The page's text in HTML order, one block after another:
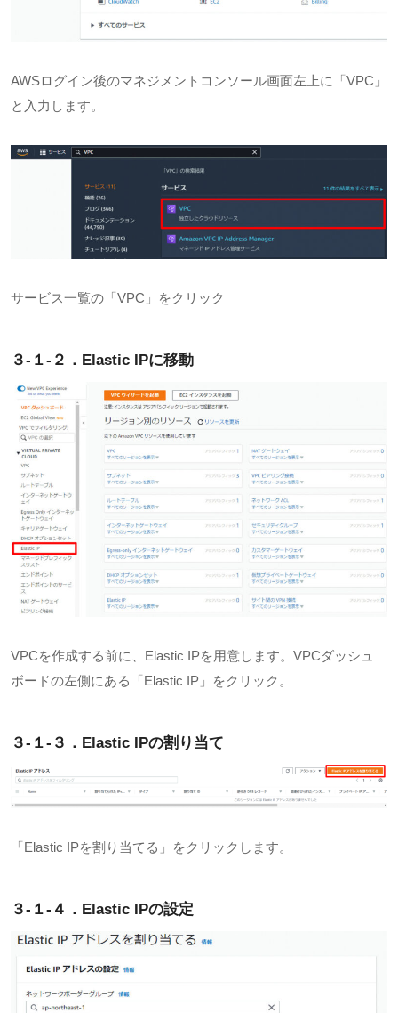
AWSログイン後のマネジメントコンソール画面左上に「VPC 」
と入力します。
サービス一覧の「VPC 」をクリック
３-１-２．Elastic IPに移動
VPCを作成する前に、 Elastic IPを用意します。 VPCダッシュ
ボードの左側にある「Elastic IP 」をクリック。
３-１-３．Elastic IPの割り当て
「Elastic IPを割り当てる」をクリックします。
３-１-４．Elastic IPの設定